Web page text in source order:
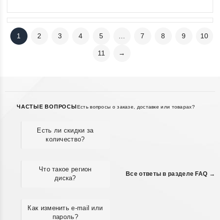
1 2 3 4 5 7 8 9 10
11 →
ЧАСТЫЕ ВОПРОСЫ Есть вопросы о заказе, доставке или товарах?
Есть ли скидки за
количество?
Что такое регион
диска?
Как изменить e-mail или
пароль?
Все ответы в разделе FAQ →